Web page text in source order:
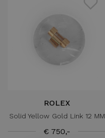
ROLEX
Solid Yellow Gold Link 12 MM
€ 750,-